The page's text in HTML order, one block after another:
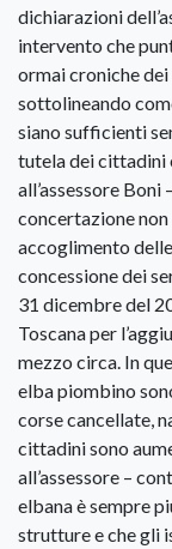
dichiarazioni
intervento che
ormai croniche
sottolineando
siano sufficienti
tutela dei cittadini
all’assessore
concertazione non
accoglimento
concessione dei
31 dicembre del
Toscana per
mezzo circa. In
elba piombino
corse cancellate,
cittadini sono
all’assessore –
elbana è sempre
strutture e che gli